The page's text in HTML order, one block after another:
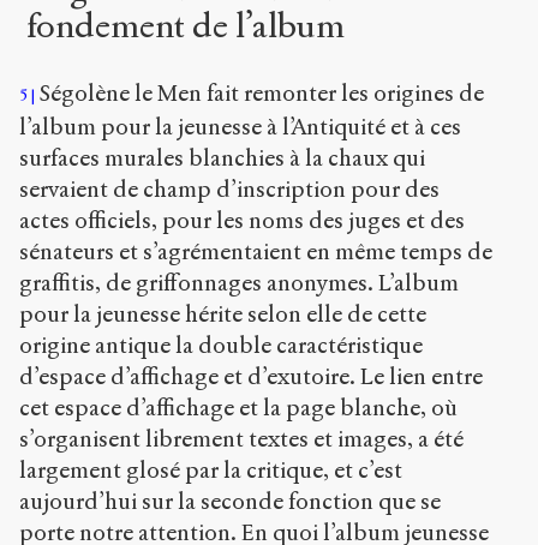
fondement de l’album
5 Ségolène le Men fait remonter les origines de
l’album pour la jeunesse à l’Antiquité et à ces
surfaces murales blanchies à la chaux qui
servaient de champ d’inscription pour des
actes officiels, pour les noms des juges et des
sénateurs et s’agrémentaient en même temps de
graffitis, de griffonnages anonymes. L’album
pour la jeunesse hérite selon elle de cette
origine antique la double caractéristique
d’espace d’affichage et d’exutoire. Le lien entre
cet espace d’affichage et la page blanche, où
s’organisent librement textes et images, a été
largement glosé par la critique, et c’est
aujourd’hui sur la seconde fonction que se
porte notre attention. En quoi l’album jeunesse